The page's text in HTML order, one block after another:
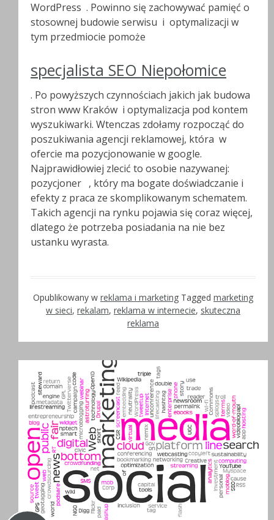
WordPress . Powinno się zachowywać pamięć o
stosownej budowie serwisu i optymalizacji w
tym przedmiocie pomoże
specjalista SEO Niepołomice
. Po powyższych czynnościach jakich jak budowa
stron www Kraków i optymalizacja pod kontem
wyszukiwarki. Wtenczas zdołamy rozpocząć do
poszukiwania agencji reklamowej, która w
ofercie ma pozycjonowanie w google.
Najprawidłowiej zlecić to osobie nazywanej:
pozycjoner , który ma bogate doświadczanie i
efekty z praca ze skomplikowanym schematem.
Takich agencji na rynku pojawia się coraz więcej,
dlatego że potrzeba posiadania na nie bez
ustanku wyrasta.
Opublikowany w reklama i marketing Tagged marketing
w sieci, rekalam, reklama w internecie, skuteczna
reklama